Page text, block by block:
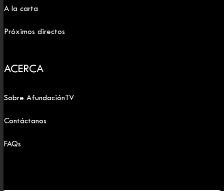
A la carta
Próximos directos
ACERCA
Sobre AfundaciónTV
Contáctanos
FAQs